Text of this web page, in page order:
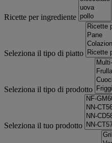
Ricette per ingrediente
Seleziona il tipo di piatto
Seleziona il tipo di prodotto
Seleziona il tuo prodotto